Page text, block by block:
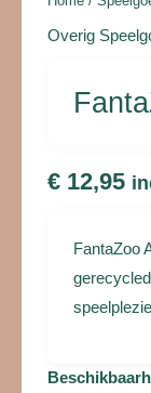
Overig
€ 12,95
FantaZoo